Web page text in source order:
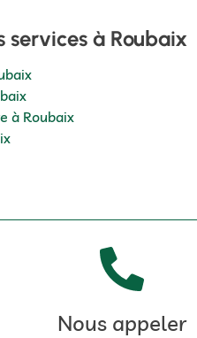
services à Roubaix
à Roubaix
Nous appeler